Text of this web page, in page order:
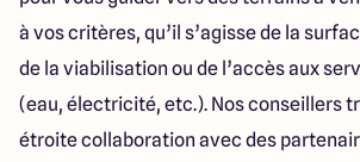
à vos critères, qu’il s’agisse de la
de la viabilisation ou de l’accès aux
(eau, électricité, etc.). Nos conseillers
étroite collaboration avec des